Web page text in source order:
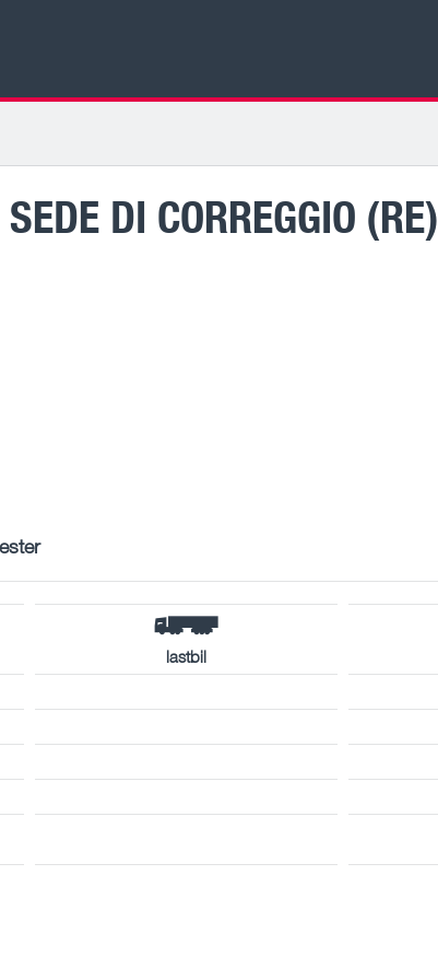
DI CORREGGIO (RE)
lastbil